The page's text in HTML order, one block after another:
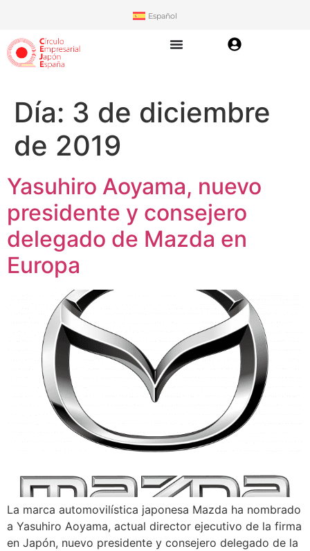
Español
Día: 3 de diciembre
de 2019
Yasuhiro Aoyama, nuevo
presidente y consejero
delegado de Mazda en
Europa
La marca automovilística japonesa Mazda ha nombrado
a Yasuhiro Aoyama, actual director ejecutivo de la firma
en Japón, nuevo presidente y consejero delegado de la